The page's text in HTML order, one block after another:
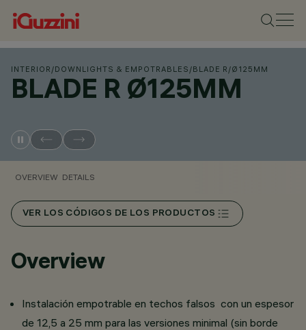
INTERIOR /DOWNLIGHTS & EMPOTRABLES /BLADE R /Ø125MM
BLADE R Ø125MM
OVERVIEW DETAILS
VER LOS CÓDIGOS DE LOS PRODUCTOS
Overview
Instalación empotrable en techos falsos con un espesor
de 12,5 a 25 mm para las versiones minimal (sin borde